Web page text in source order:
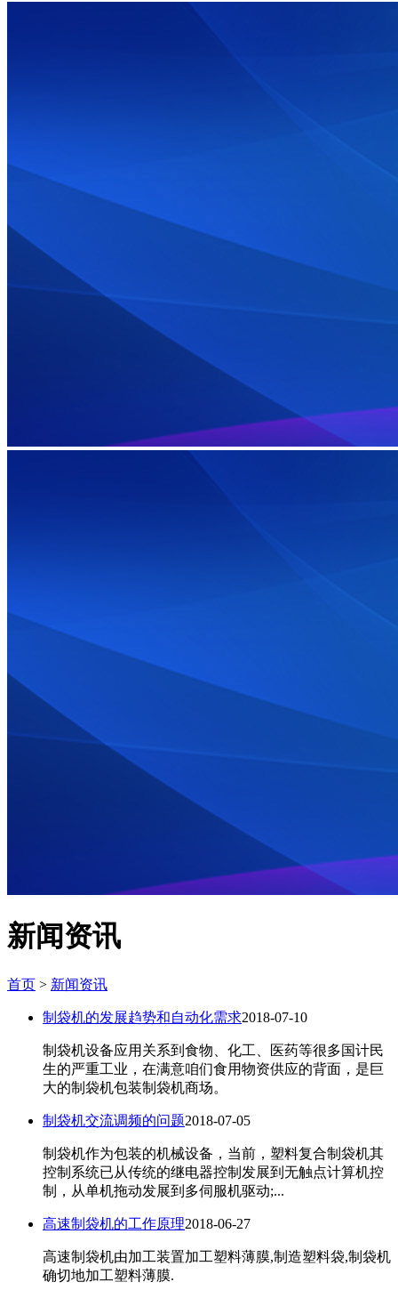
新闻资讯
首页 > 新闻资讯
制袋机的发展趋势和自动化需求2018-07-10
制袋机设备应用关系到食物、化工、医药等很多国计民
生的严重工业，在满意咱们食用物资供应的背面，是巨
大的制袋机包装制袋机商场。
制袋机交流调频的问题2018-07-05
制袋机作为包装的机械设备，当前，塑料复合制袋机其
控制系统已从传统的继电器控制发展到无触点计算机控
制，从单机拖动发展到多伺服机驱动;...
高速制袋机的工作原理2018-06-27
高速制袋机由加工装置加工塑料薄膜,制造塑料袋,制袋机
确切地加工塑料薄膜.